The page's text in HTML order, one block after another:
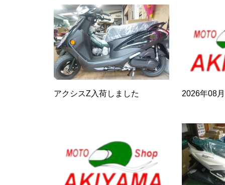
アクシスZ入荷しました 2026年08